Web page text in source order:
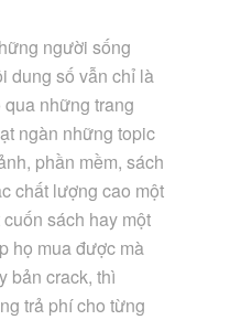
người sống
dung số vẫn chỉ là
những trang
ngàn những topic
phần mềm, sách
chất lượng cao một
sách hay một
họ mua được mà
bản crack, thì
trả phí cho từng